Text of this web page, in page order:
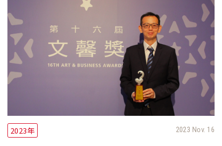
鏈提升，加速移動生活服務產業數位轉型升級，由
投資方裕隆集團旗下裕融企業獲得最佳創意併購
獎，合資公司觔斗雲聯網科技則獲得中堅企業併購
獎。
2023年 2023 Nov. 16